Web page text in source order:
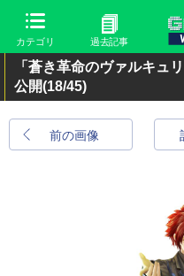
カテゴリ 過去記事
「蒼き革命のヴァルキュ
公開(18/45)
前の画像